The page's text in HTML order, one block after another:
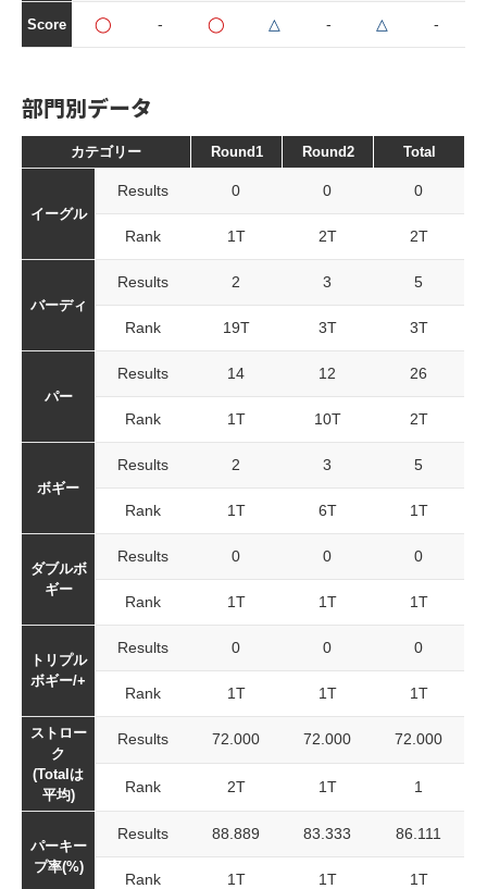
Score ◯ - ◯ △ - △ -
部門別データ
カテゴリー Round1 Round2 Total
イーグル
Results 0 0 0
Rank 1T 2T 2T
バーディ
Results 2 3 5
Rank 19T 3T 3T
パー
Results 14 12 26
Rank 1T 10T 2T
ボギー
Results 2 3 5
Rank 1T 6T 1T
ダブルボ
ギー
Results 0 0 0
Rank 1T 1T 1T
トリプル
ボギー/+
Results 0 0 0
Rank 1T 1T 1T
ストロー
ク
(Totalは
平均)
Results 72.000 72.000 72.000
Rank 2T 1T 1
パーキー
プ率(%)
Results 88.889 83.333 86.111
Rank 1T 1T 1T